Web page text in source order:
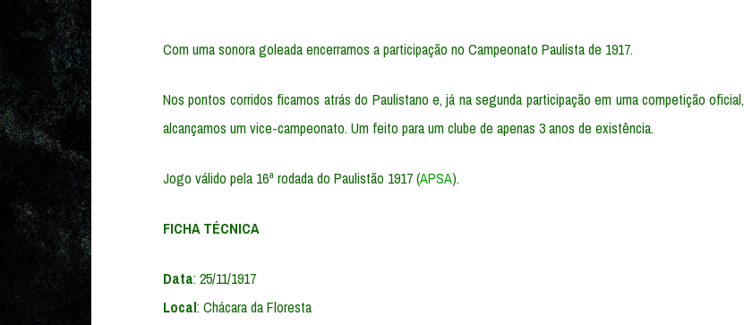
Com uma sonora goleada encerramos a participação no Campeonato Paulista de 1917.
Nos pontos corridos ficamos atrás do Paulistano e, já na segunda participação em uma competição oficial,
alcançamos um vice-campeonato. Um feito para um clube de apenas 3 anos de existência.
Jogo válido pela 16ª rodada do Paulistão 1917 (APSA).
FICHA TÉCNICA
Data: 25/11/1917
Local: Chácara da Floresta